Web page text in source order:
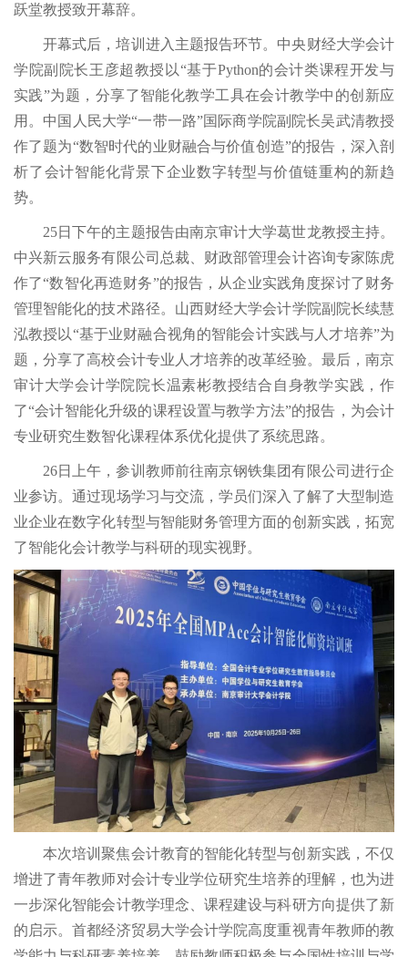
跃堂教授致开幕辞。
开幕式后，培训进入主题报告环节。中央财经大学会计
学院副院长王彦超教授以“基于Python的会计类课程开发与
实践”为题，分享了智能化教学工具在会计教学中的创新应
用。中国人民大学“一带一路”国际商学院副院长吴武清教授
作了题为“数智时代的业财融合与价值创造”的报告，深入剖
析了会计智能化背景下企业数字转型与价值链重构的新趋
势。
25日下午的主题报告由南京审计大学葛世龙教授主持。
中兴新云服务有限公司总裁、财政部管理会计咨询专家陈虎
作了“数智化再造财务”的报告，从企业实践角度探讨了财务
管理智能化的技术路径。山西财经大学会计学院副院长续慧
泓教授以“基于业财融合视角的智能会计实践与人才培养”为
题，分享了高校会计专业人才培养的改革经验。最后，南京
审计大学会计学院院长温素彬教授结合自身教学实践，作
了“会计智能化升级的课程设置与教学方法”的报告，为会计
专业研究生数智化课程体系优化提供了系统思路。
26日上午，参训教师前往南京钢铁集团有限公司进行企
业参访。通过现场学习与交流，学员们深入了解了大型制造
业企业在数字化转型与智能财务管理方面的创新实践，拓宽
了智能化会计教学与科研的现实视野。
本次培训聚焦会计教育的智能化转型与创新实践，不仅
增进了青年教师对会计专业学位研究生培养的理解，也为进
一步深化智能会计教学理念、课程建设与科研方向提供了新
的启示。首都经济贸易大学会计学院高度重视青年教师的教